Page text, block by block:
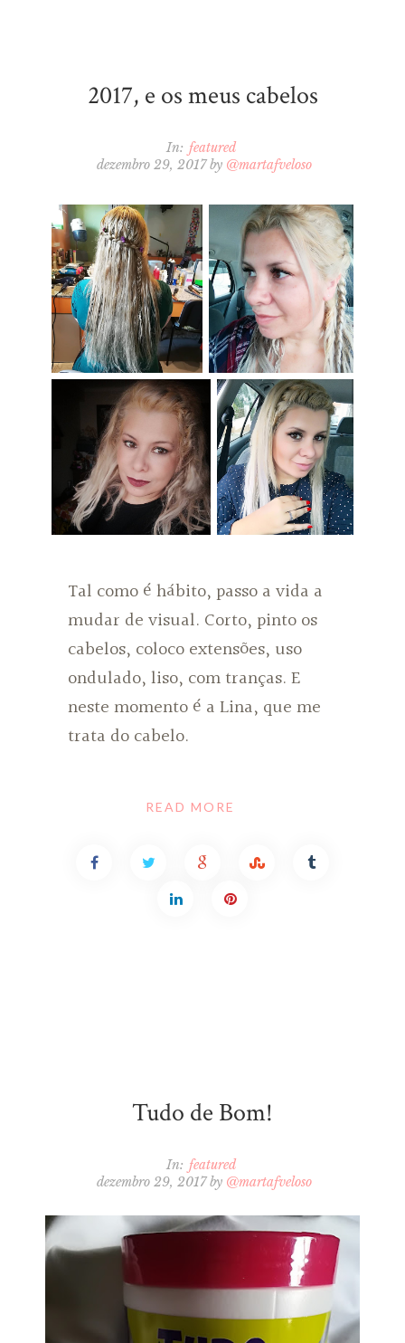
2017, e os meus cabelos
In: featured
dezembro 29, 2017by @martafveloso
Tal como é hábito, passo a vida a
mudar de visual. Corto, pinto os
cabelos, coloco extensões, uso
ondulado, liso, com tranças. E
neste momento é a Lina, que me
trata do cabelo.
READ MORE
Tudo de Bom!
In: featured
dezembro 29, 2017by @martafveloso